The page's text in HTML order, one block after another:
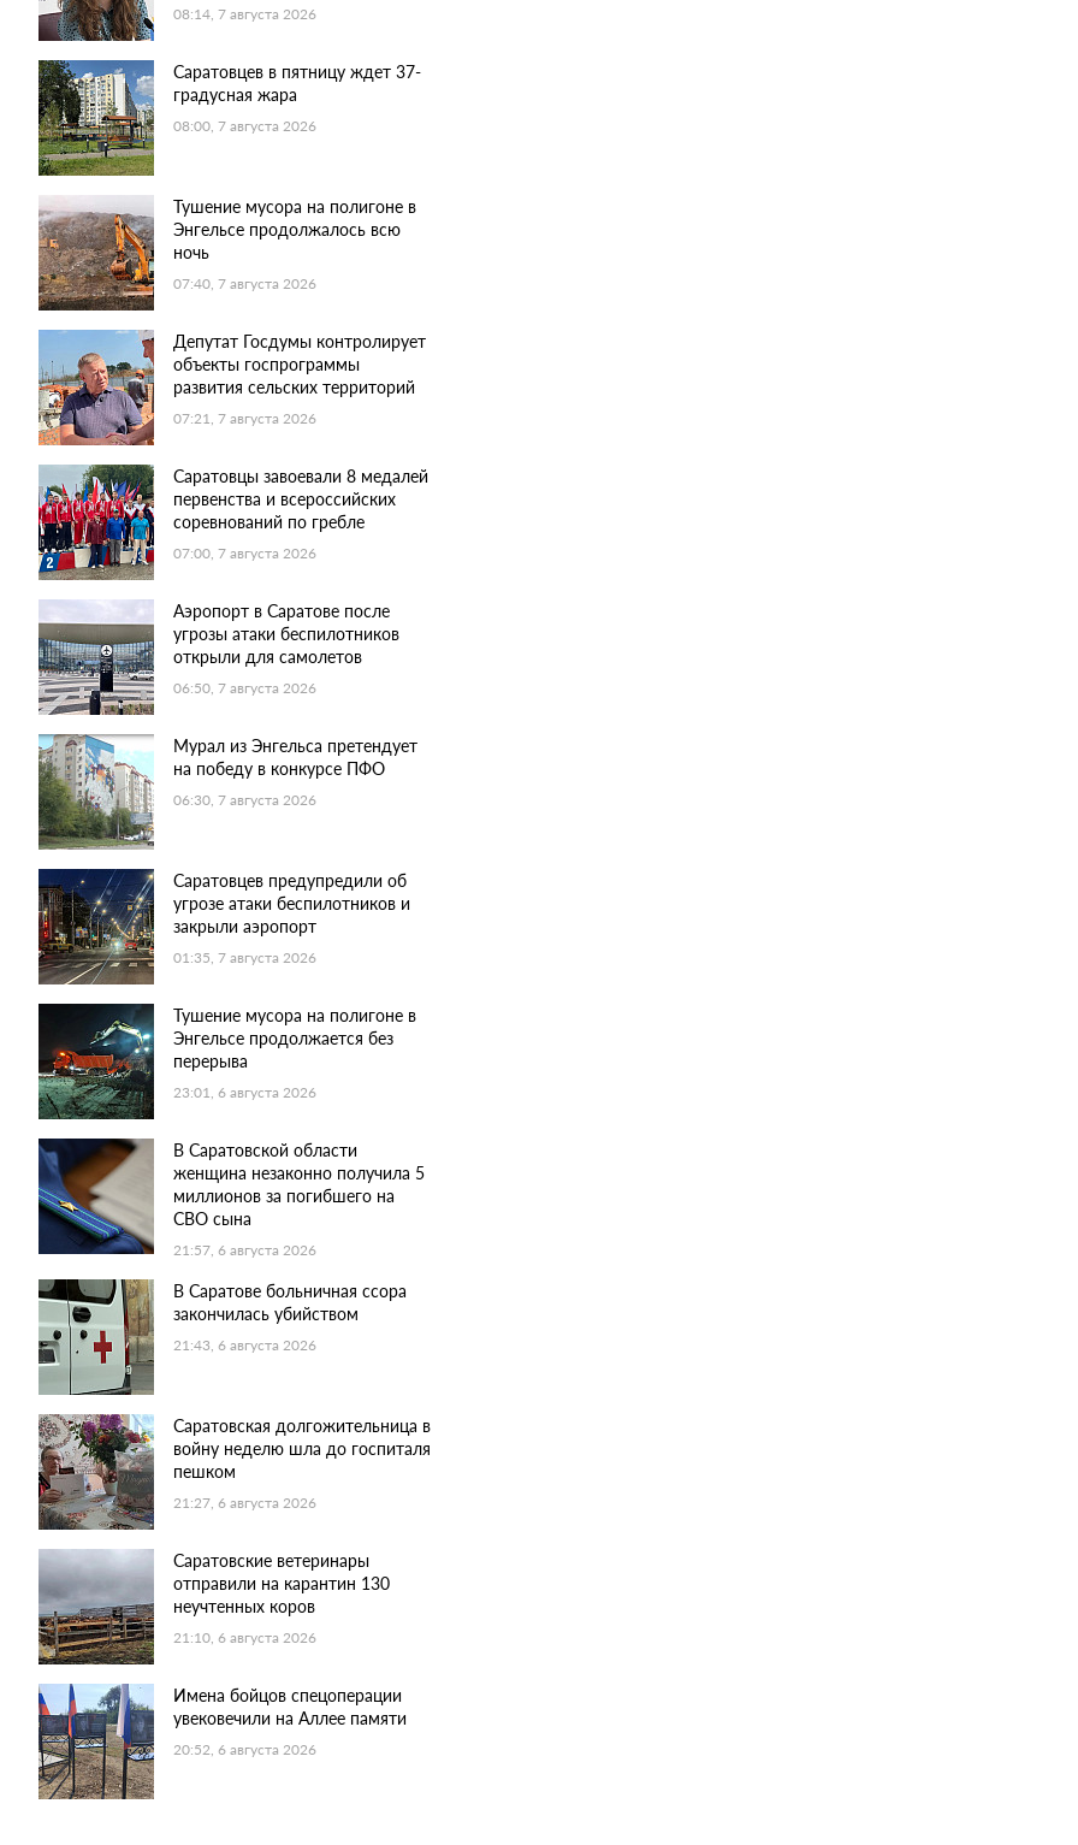
08:14, 7 августа 2026
Саратовцев в пятницу ждет 37-
градусная жара
08:00, 7 августа 2026
Тушение мусора на полигоне в
Энгельсе продолжалось всю
ночь
07:40, 7 августа 2026
Депутат Госдумы контролирует
объекты госпрограммы
развития сельских территорий
07:21, 7 августа 2026
Саратовцы завоевали 8 медалей
первенства и всероссийских
соревнований по гребле
07:00, 7 августа 2026
Аэропорт в Саратове после
угрозы атаки беспилотников
открыли для самолетов
06:50, 7 августа 2026
Мурал из Энгельса претендует
на победу в конкурсе ПФО
06:30, 7 августа 2026
Саратовцев предупредили об
угрозе атаки беспилотников и
закрыли аэропорт
01:35, 7 августа 2026
Тушение мусора на полигоне в
Энгельсе продолжается без
перерыва
23:01, 6 августа 2026
В Саратовской области
женщина незаконно получила 5
миллионов за погибшего на
СВО сына
21:57, 6 августа 2026
В Саратове больничная ссора
закончилась убийством
21:43, 6 августа 2026
Саратовская долгожительница в
войну неделю шла до госпиталя
пешком
21:27, 6 августа 2026
Саратовские ветеринары
отправили на карантин 130
неучтенных коров
21:10, 6 августа 2026
Имена бойцов спецоперации
увековечили на Аллее памяти
20:52, 6 августа 2026